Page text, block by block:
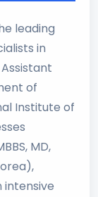
leading
in
of
Institute of
MD,
intensive